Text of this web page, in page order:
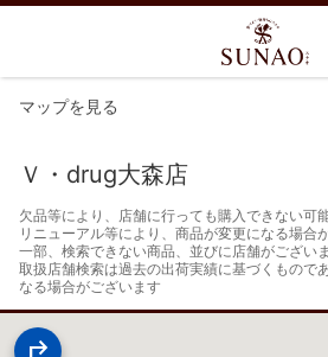
マップを見る
Ｖ・drug大森店
欠品等により、店舗に行っても購入できない可
リニューアル等により、商品が変更になる場合
一部、検索できない商品、並びに店舗がござい
取扱店舗検索は過去の出荷実績に基づくもので
なる場合がございます